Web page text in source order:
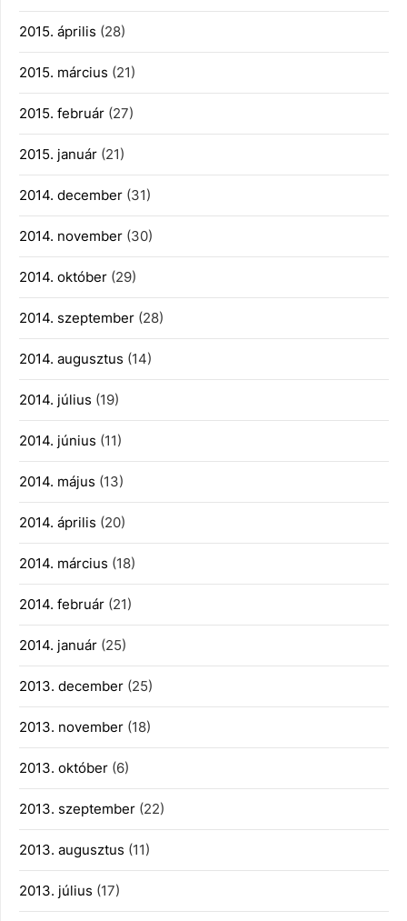
2015. április (28)
2015. március (21)
2015. február (27)
2015. január (21)
2014. december (31)
2014. november (30)
2014. október (29)
2014. szeptember (28)
2014. augusztus (14)
2014. július (19)
2014. június (11)
2014. május (13)
2014. április (20)
2014. március (18)
2014. február (21)
2014. január (25)
2013. december (25)
2013. november (18)
2013. október (6)
2013. szeptember (22)
2013. augusztus (11)
2013. július (17)